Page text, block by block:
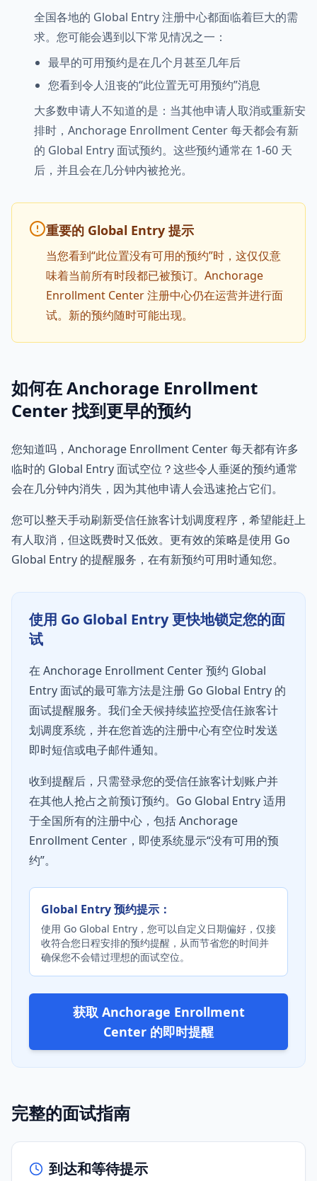
全国各地的 Global Entry 注册中心都面临着巨大的需
求。您可能会遇到以下常见情况之一：
最早的可用预约是在几个月甚至几年后
您看到令人沮丧的“此位置无可用预约”消息
大多数申请人不知道的是：当其他申请人取消或重新安
排时，Anchorage Enrollment Center 每天都会有新
的 Global Entry 面试预约。这些预约通常在 1-60 天
后，并且会在几分钟内被抢光。
重要的 Global Entry 提示
当您看到“此位置没有可用的预约”时，这仅仅意
味着当前所有时段都已被预订。Anchorage
Enrollment Center 注册中心仍在运营并进行面
试。新的预约随时可能出现。
如何在 Anchorage Enrollment
Center 找到更早的预约
您知道吗，Anchorage Enrollment Center 每天都有许多
临时的 Global Entry 面试空位？这些令人垂涎的预约通常
会在几分钟内消失，因为其他申请人会迅速抢占它们。
您可以整天手动刷新受信任旅客计划调度程序，希望能赶上
有人取消，但这既费时又低效。更有效的策略是使用 Go
Global Entry 的提醒服务，在有新预约可用时通知您。
使用 Go Global Entry 更快地锁定您的面
试
在 Anchorage Enrollment Center 预约 Global
Entry 面试的最可靠方法是注册 Go Global Entry 的
面试提醒服务。我们全天候持续监控受信任旅客计
划调度系统，并在您首选的注册中心有空位时发送
即时短信或电子邮件通知。
收到提醒后，只需登录您的受信任旅客计划账户并
在其他人抢占之前预订预约。Go Global Entry 适用
于全国所有的注册中心，包括 Anchorage
Enrollment Center，即使系统显示“没有可用的预
约”。
Global Entry 预约提示：
使用 Go Global Entry，您可以自定义日期偏好，仅接
收符合您日程安排的预约提醒，从而节省您的时间并
确保您不会错过理想的面试空位。
获取 Anchorage Enrollment
Center 的即时提醒
完整的面试指南
到达和等待提示